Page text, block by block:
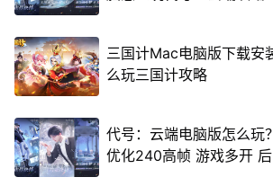
三国计Mac电脑版下载安
么玩三国计攻略
代号：云端电脑版怎么玩
优化240高帧 游戏多开